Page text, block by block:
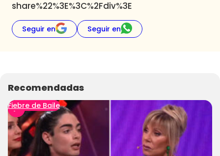
share%22%3E%3C%2Fdiv%3E
Seguir en Seguir en
Recomendadas
Fiebre de Baile